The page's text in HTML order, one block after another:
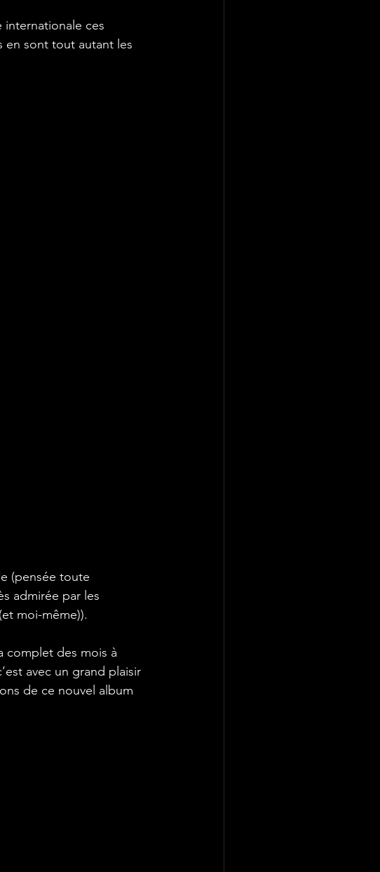
internationale ces
en sont tout autant les
(pensée toute
admirée par les
moi-même)).
complet des mois à
avec un grand plaisir
de ce nouvel album